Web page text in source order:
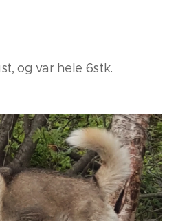
og var hele 6stk.